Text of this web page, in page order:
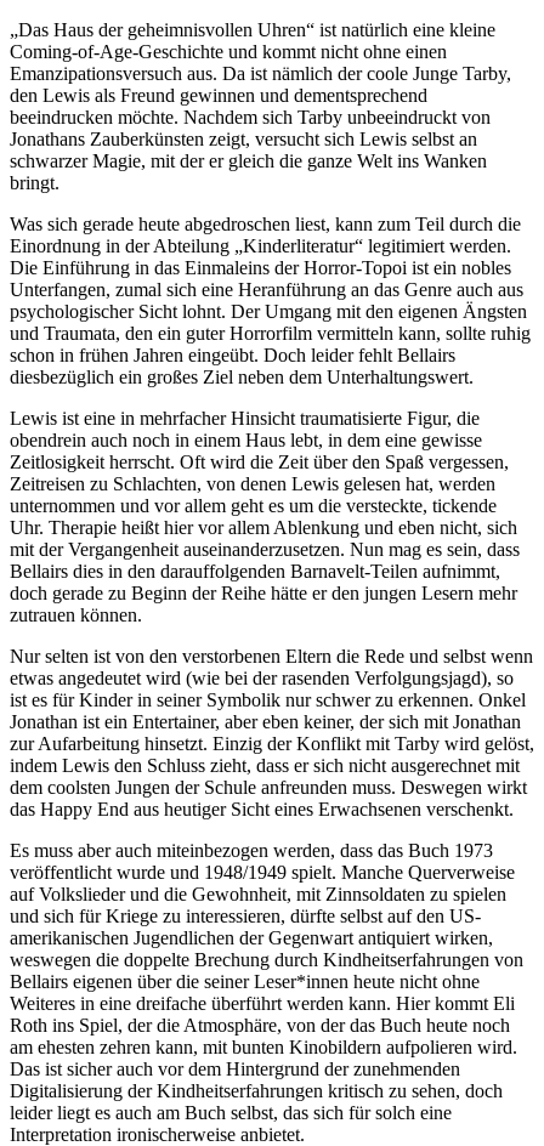
„Das Haus der geheimnisvollen Uhren“ ist natürlich eine kleine
Coming-of-Age-Geschichte und kommt nicht ohne einen
Emanzipationsversuch aus. Da ist nämlich der coole Junge Tarby,
den Lewis als Freund gewinnen und dementsprechend
beeindrucken möchte. Nachdem sich Tarby unbeeindruckt von
Jonathans Zauberkünsten zeigt, versucht sich Lewis selbst an
schwarzer Magie, mit der er gleich die ganze Welt ins Wanken
bringt.
Was sich gerade heute abgedroschen liest, kann zum Teil durch die
Einordnung in der Abteilung „Kinderliteratur“ legitimiert werden.
Die Einführung in das Einmaleins der Horror-Topoi ist ein nobles
Unterfangen, zumal sich eine Heranführung an das Genre auch aus
psychologischer Sicht lohnt. Der Umgang mit den eigenen Ängsten
und Traumata, den ein guter Horrorfilm vermitteln kann, sollte ruhig
schon in frühen Jahren eingeübt. Doch leider fehlt Bellairs
diesbezüglich ein großes Ziel neben dem Unterhaltungswert.
Lewis ist eine in mehrfacher Hinsicht traumatisierte Figur, die
obendrein auch noch in einem Haus lebt, in dem eine gewisse
Zeitlosigkeit herrscht. Oft wird die Zeit über den Spaß vergessen,
Zeitreisen zu Schlachten, von denen Lewis gelesen hat, werden
unternommen und vor allem geht es um die versteckte, tickende
Uhr. Therapie heißt hier vor allem Ablenkung und eben nicht, sich
mit der Vergangenheit auseinanderzusetzen. Nun mag es sein, dass
Bellairs dies in den darauffolgenden Barnavelt-Teilen aufnimmt,
doch gerade zu Beginn der Reihe hätte er den jungen Lesern mehr
zutrauen können.
Nur selten ist von den verstorbenen Eltern die Rede und selbst wenn
etwas angedeutet wird (wie bei der rasenden Verfolgungsjagd), so
ist es für Kinder in seiner Symbolik nur schwer zu erkennen. Onkel
Jonathan ist ein Entertainer, aber eben keiner, der sich mit Jonathan
zur Aufarbeitung hinsetzt. Einzig der Konflikt mit Tarby wird gelöst,
indem Lewis den Schluss zieht, dass er sich nicht ausgerechnet mit
dem coolsten Jungen der Schule anfreunden muss. Deswegen wirkt
das Happy End aus heutiger Sicht eines Erwachsenen verschenkt.
Es muss aber auch miteinbezogen werden, dass das Buch 1973
veröffentlicht wurde und 1948/1949 spielt. Manche Querverweise
auf Volkslieder und die Gewohnheit, mit Zinnsoldaten zu spielen
und sich für Kriege zu interessieren, dürfte selbst auf den US-
amerikanischen Jugendlichen der Gegenwart antiquiert wirken,
weswegen die doppelte Brechung durch Kindheitserfahrungen von
Bellairs eigenen über die seiner Leser*innen heute nicht ohne
Weiteres in eine dreifache überführt werden kann. Hier kommt Eli
Roth ins Spiel, der die Atmosphäre, von der das Buch heute noch
am ehesten zehren kann, mit bunten Kinobildern aufpolieren wird.
Das ist sicher auch vor dem Hintergrund der zunehmenden
Digitalisierung der Kindheitserfahrungen kritisch zu sehen, doch
leider liegt es auch am Buch selbst, das sich für solch eine
Interpretation ironischerweise anbietet.